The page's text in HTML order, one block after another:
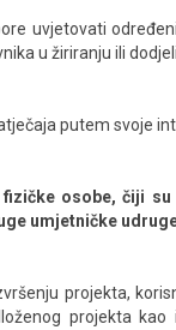
uvjetovati
u žiriranju ili dodjeli
putem svoje
osobe, čiji su
umjetničke
projekta,
projekta